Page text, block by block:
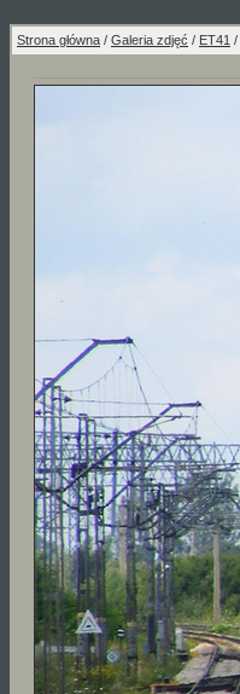
Strona główna / Galeria zdjęć / ET41 /